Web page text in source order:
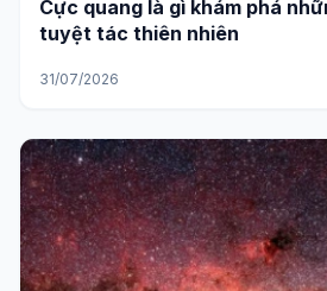
Cực quang là gì khám phá
tuyệt tác thiên nhiên
31/07/2026